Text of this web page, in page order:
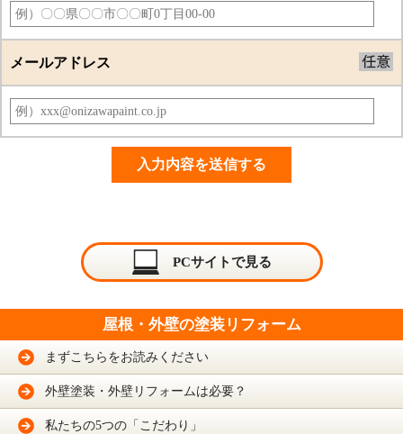
メールアドレス
PCサイトで見る
屋根・外壁の塗装リフォーム
まずこちらをお読みください
外壁塗装・外壁リフォームは必要？
私たちの5つの「こだわり」